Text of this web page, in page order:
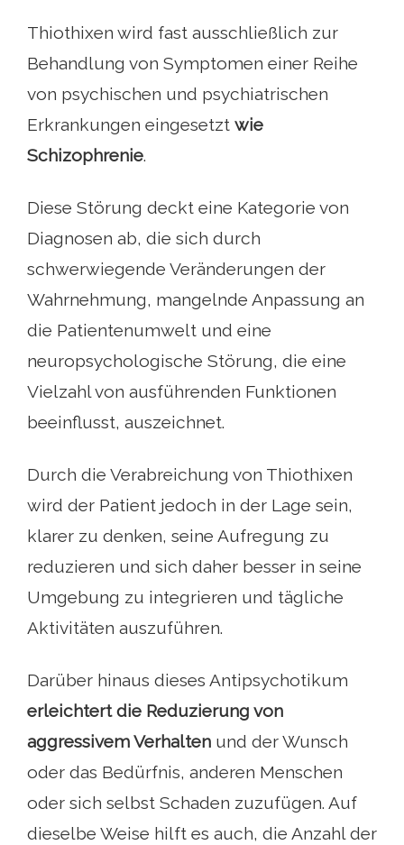
Thiothixen wird fast ausschließlich zur
Behandlung von Symptomen einer Reihe
von psychischen und psychiatrischen
Erkrankungen eingesetzt wie
Schizophrenie.
Diese Störung deckt eine Kategorie von
Diagnosen ab, die sich durch
schwerwiegende Veränderungen der
Wahrnehmung, mangelnde Anpassung an
die Patientenumwelt und eine
neuropsychologische Störung, die eine
Vielzahl von ausführenden Funktionen
beeinflusst, auszeichnet.
Durch die Verabreichung von Thiothixen
wird der Patient jedoch in der Lage sein,
klarer zu denken, seine Aufregung zu
reduzieren und sich daher besser in seine
Umgebung zu integrieren und tägliche
Aktivitäten auszuführen.
Darüber hinaus dieses Antipsychotikum
erleichtert die Reduzierung von
aggressivem Verhalten und der Wunsch
oder das Bedürfnis, anderen Menschen
oder sich selbst Schaden zuzufügen. Auf
dieselbe Weise hilft es auch, die Anzahl der